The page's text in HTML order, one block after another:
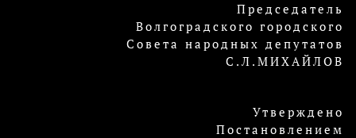
Председатель
Волгоградского городского
Совета народных депутатов
С.Л.МИХАЙЛОВ
Утверждено
Постановлением